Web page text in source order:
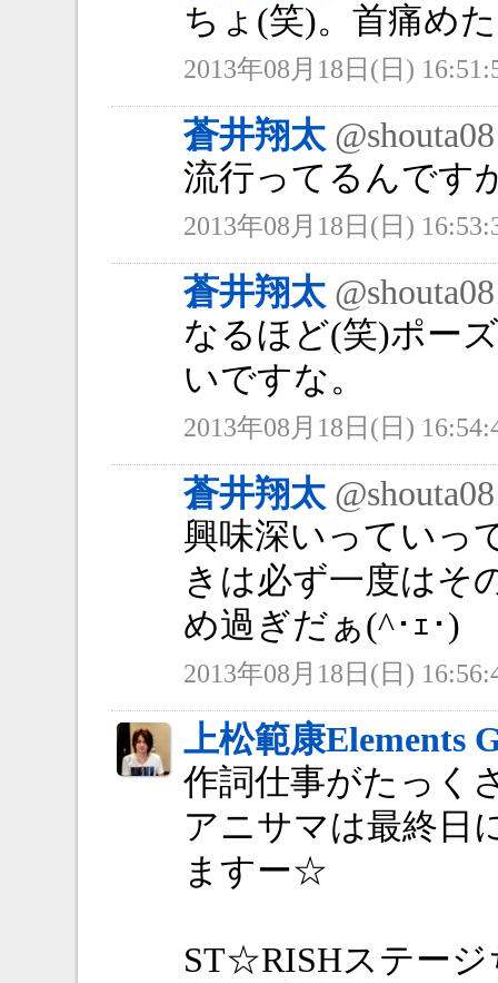
ちょ(笑)。首痛め
2013年08月18日(日)
蒼井翔太
流行ってるんです
2013年08月18日(日)
蒼井翔太
なるほど(笑)ポー
いですな。
2013年08月18日(日)
蒼井翔太
興味深いっていっ
きは必ず一度はそ
め過ぎだぁ(^･ｪ･)
2013年08月18日(日)
上松範康Elements
作詞仕事がたっく
アニサマは最終日
ますー☆
ST☆RISHステー